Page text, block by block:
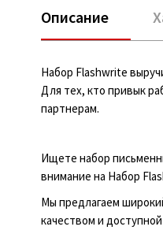
Описание
Набор Flashwrite
Для тех, кто привык
партнерам.
Ищете набор
внимание на Набор
Мы предлагаем
качеством и